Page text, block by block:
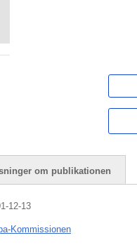
om publikationen
12-13
Kommissionen